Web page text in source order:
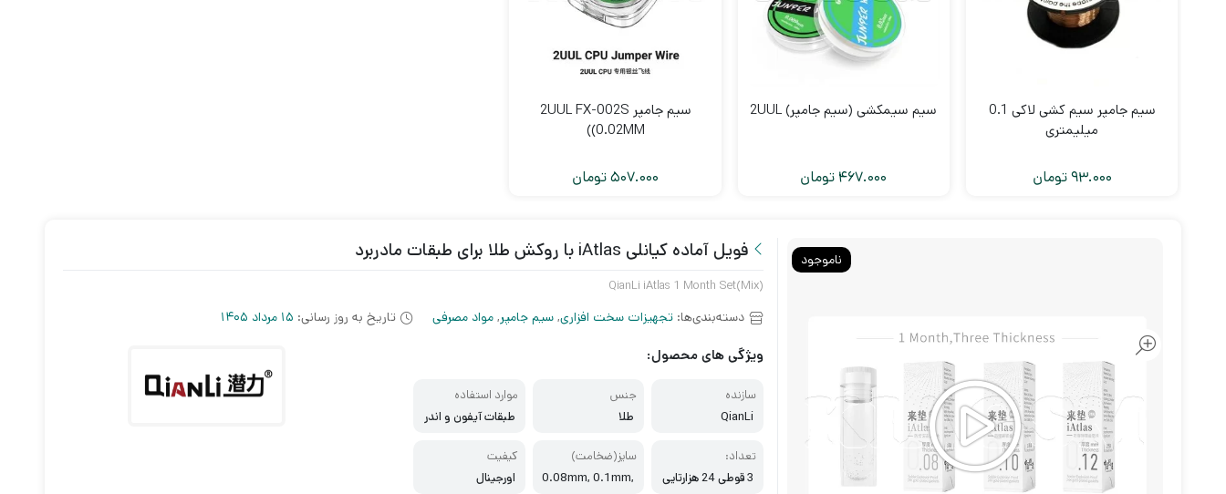
سیم جامپر سیم کشی لاکی 0.1
میلیمتری
93.000تومان
سیم سیمکشی (سیم جامپر) 2UUL
467.000 تومان
سیم جامپر 2UUL FX-002S
(0.02MM)
507.000تومان
ناموجود فویل آماده کیانلی iAtlas با روکش طلا برای طبقات مادربرد
QianLi iAtlas 1 Month Set(Mix)
دسته‌بندی‌ها: تجهیزات سخت افزاری, سیم جامپر, مواد مصرفی تاریخ به روز رسانی: 15 مرداد 1405
ویژگی های محصول:
سازنده
QianLi
جنس
طلا
موارد استفاده
طبقات آیفون و اندر
تعداد:
3 قوطی 24 هزارتایی
سایز(ضخامت)
0.08mm, 0.1mm,
کیفیت
اورجینال